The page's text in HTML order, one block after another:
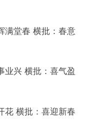
满堂春 横批：春意
业兴 横批：喜气盈
花 横批：喜迎新春